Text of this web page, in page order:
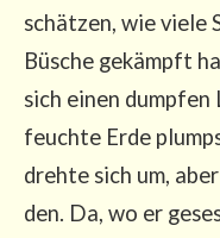
schät­zen, wie vie­le
Büsche gekämpft
sich einen
feuch­te Erde
dreh­te sich um,
den. Da, wo er